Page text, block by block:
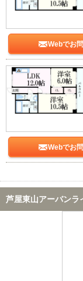
Webでお
Webでお
芦屋東山アーバンラ